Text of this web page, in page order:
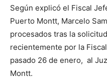
Según explicó el Fiscal
Puerto Montt, Marcelo
procesados tras la
recientemente por la
pasado 26 de enero, al
Montt.